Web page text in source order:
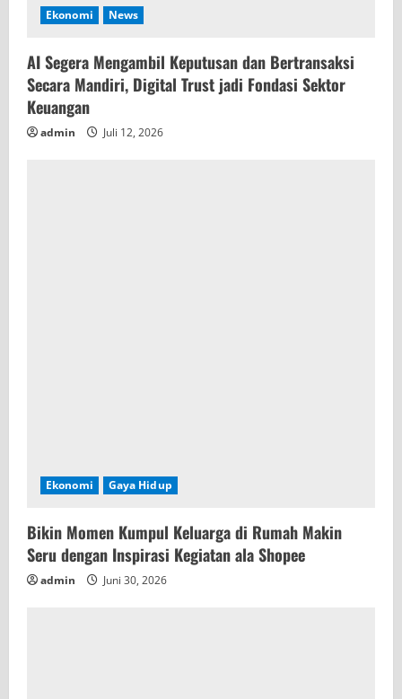
Ekonomi News
AI Segera Mengambil Keputusan dan Bertransaksi
Secara Mandiri, Digital Trust jadi Fondasi Sektor
Keuangan
admin Juli 12, 2026
Ekonomi Gaya Hidup
Bikin Momen Kumpul Keluarga di Rumah Makin
Seru dengan Inspirasi Kegiatan ala Shopee
admin Juni 30, 2026